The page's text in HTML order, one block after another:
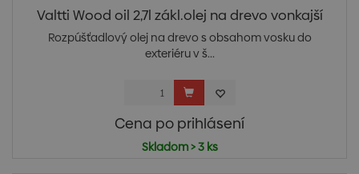
Valtti Wood oil 2,7l zákl.olej na drevo vonkajší
Rozpúšťadlový olej na drevo s obsahom vosku do
exteriéru v š...
Cena po prihlásení
Skladom > 3 ks